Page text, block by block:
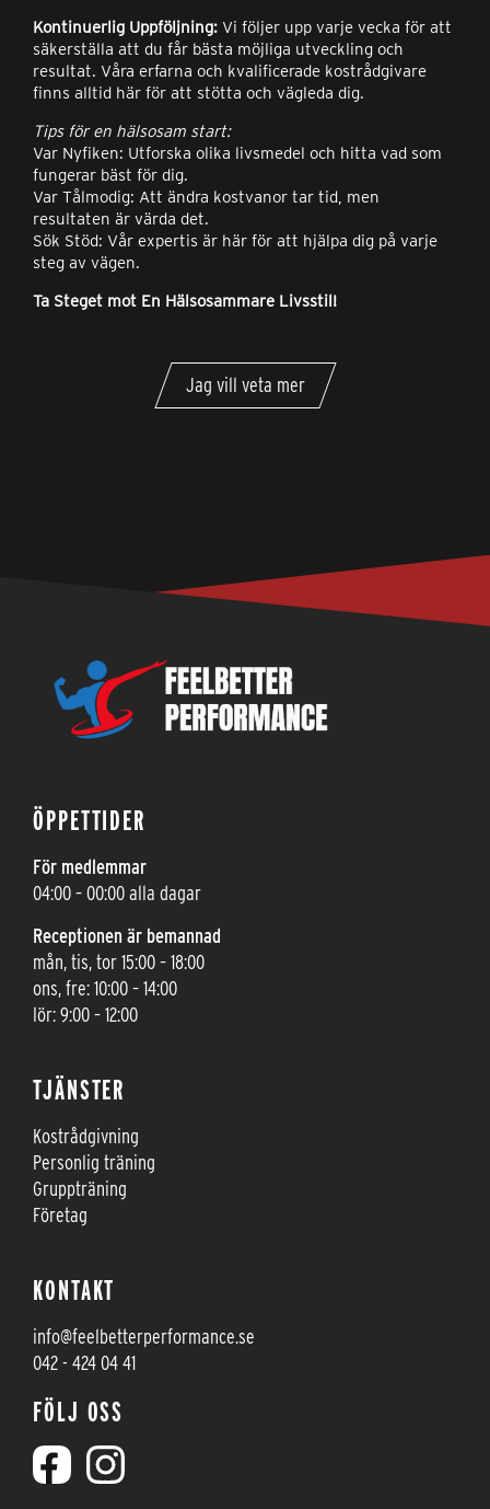
Kontinuerlig Uppföljning: Vi följer upp varje vecka för att
säkerställa att du får bästa möjliga utveckling och
resultat. Våra erfarna och kvalificerade kostrådgivare
finns alltid här för att stötta och vägleda dig.
Tips för en hälsosam start:
Var Nyfiken: Utforska olika livsmedel och hitta vad som
fungerar bäst för dig.
Var Tålmodig: Att ändra kostvanor tar tid, men
resultaten är värda det.
Sök Stöd: Vår expertis är här för att hjälpa dig på varje
steg av vägen.
Ta Steget mot En Hälsosammare Livsstil!
Jag vill veta mer
ÖPPETTIDER
För medlemmar
04:00 – 00:00 alla dagar
Receptionen är bemannad
mån, tis, tor 15:00 – 18:00
ons, fre: 10:00 – 14:00
lör: 9:00 – 12:00
TJÄNSTER
Kostrådgivning
Personlig träning
Gruppträning
Företag
KONTAKT
info@feelbetterperformance.se
042 - 424 04 41
FÖLJ OSS